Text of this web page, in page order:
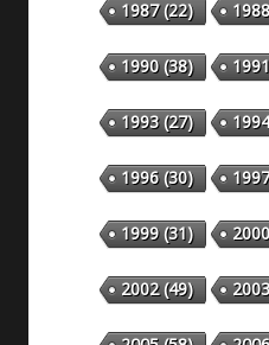
1987(22) 1988
1990(38) 1991
1993(27) 1994
1996(30) 1997
1999(31) 2000
2002(49) 2003